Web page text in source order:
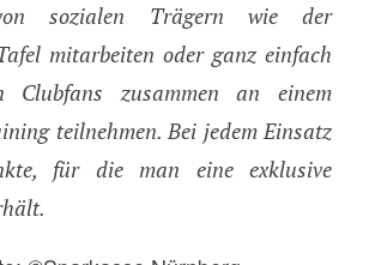
sozialen Trägern wie der
mitarbeiten oder ganz einfach
Clubfans zusammen an einem
teilnehmen. Bei jedem Einsatz
für die man eine exklusive